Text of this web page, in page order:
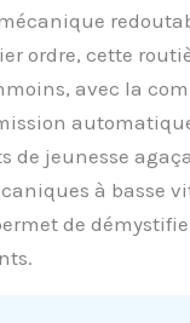
ordre, cette
avec la
jeunesse
à basse
de